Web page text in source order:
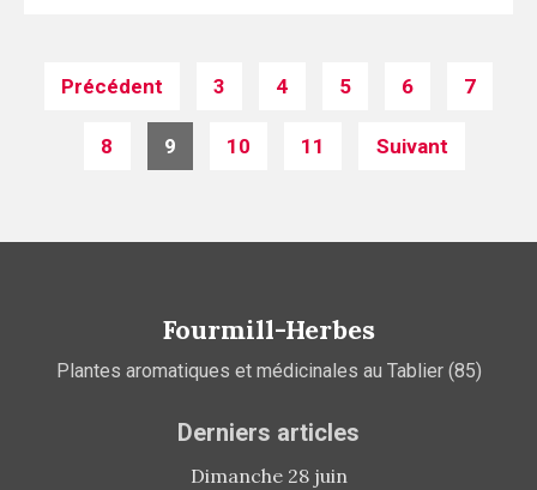
PostsPrécédent 3 4 5 6 7
8 9 10 11 Suivant
Fourmill-Herbes
Plantes aromatiques et médicinales au Tablier (85)
Derniers articles
Dimanche 28 juin